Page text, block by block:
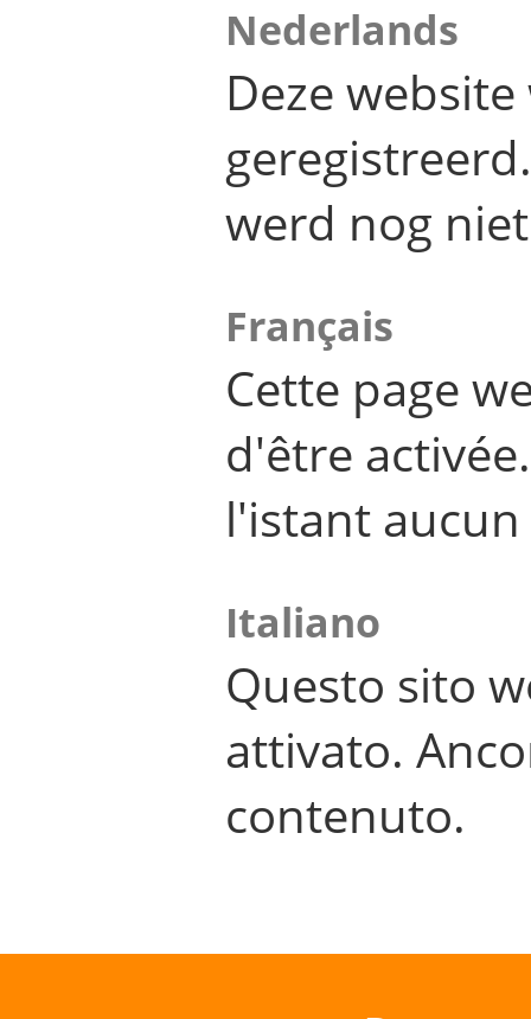
Nederlands
Deze
werd nog
Français
Cette page
d'être
l'istant
Italiano
Questo sito
attivato.
contenuto.